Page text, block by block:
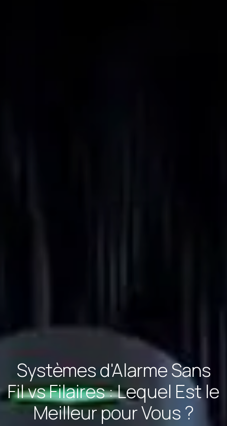
Systèmes d'Alarme Sans
Fil vs Filaires : Lequel Est le
Meilleur pour Vous ?